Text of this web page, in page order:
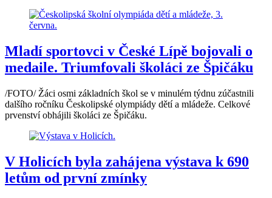
Mladí sportovci v České Lípě bojovali o
medaile. Triumfovali školáci ze Špičáku
/FOTO/ Žáci osmi základních škol se v minulém týdnu zúčastnili
dalšího ročníku Českolipské olympiády dětí a mládeže. Celkové
prvenství obhájili školáci ze Špičáku.
V Holicích byla zahájena výstava k 690
letům od první zmínky